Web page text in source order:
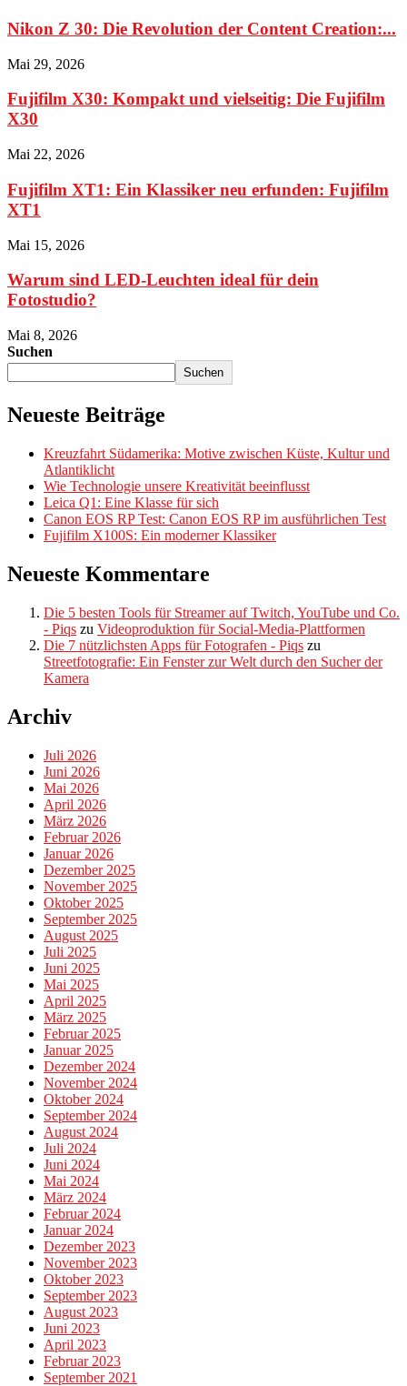
Nikon Z 30: Die Revolution der Content Creation:...
Mai 29, 2026
Fujifilm X30: Kompakt und vielseitig: Die Fujifilm
X30
Mai 22, 2026
Fujifilm XT1: Ein Klassiker neu erfunden: Fujifilm
XT1
Mai 15, 2026
Warum sind LED-Leuchten ideal für dein
Fotostudio?
Mai 8, 2026
Suchen
Suchen
Neueste Beiträge
Kreuzfahrt Südamerika: Motive zwischen Küste, Kultur und
Atlantiklicht
Wie Technologie unsere Kreativität beeinflusst
Leica Q1: Eine Klasse für sich
Canon EOS RP Test: Canon EOS RP im ausführlichen Test
Fujifilm X100S: Ein moderner Klassiker
Neueste Kommentare
Die 5 besten Tools für Streamer auf Twitch, YouTube und Co.
- Piqs zu Videoproduktion für Social-Media-Plattformen
Die 7 nützlichsten Apps für Fotografen - Piqs zu
Streetfotografie: Ein Fenster zur Welt durch den Sucher der
Kamera
Archiv
Juli 2026
Juni 2026
Mai 2026
April 2026
März 2026
Februar 2026
Januar 2026
Dezember 2025
November 2025
Oktober 2025
September 2025
August 2025
Juli 2025
Juni 2025
Mai 2025
April 2025
März 2025
Februar 2025
Januar 2025
Dezember 2024
November 2024
Oktober 2024
September 2024
August 2024
Juli 2024
Juni 2024
Mai 2024
März 2024
Februar 2024
Januar 2024
Dezember 2023
November 2023
Oktober 2023
September 2023
August 2023
Juni 2023
April 2023
Februar 2023
September 2021